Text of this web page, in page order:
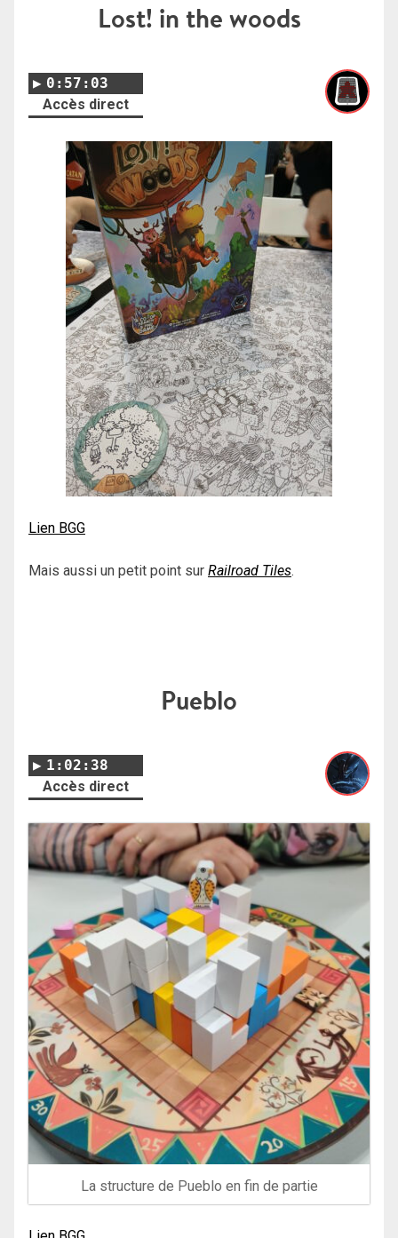
Lost! in the woods
0:57:03
Accès direct
Lien BGG
Mais aussi un petit point sur Railroad Tiles.
Pueblo
1:02:38
Accès direct
La structure de Pueblo en fin de partie